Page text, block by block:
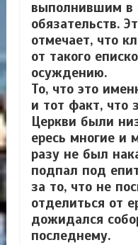
выполнившим в
обязательств.
отмечает, что
от такого
осуждению.
То, что это
и тот факт, что
Церкви были
ересь многие и
разу не был
подпал под
за то, что не
отделиться от
дожидался
последнему.